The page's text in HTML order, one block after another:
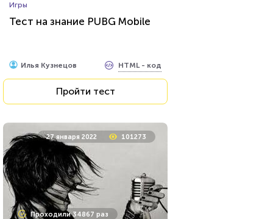
Тест на уникальность: "Что
Вы видите первым?"
Пройти тест
Проходили 7465 раз
Игры
Тест на знание PUBG Mobile
Илья Кузнецов HTML - код
Пройти тест
27 января 2022 101273
Проходили 34867 раз